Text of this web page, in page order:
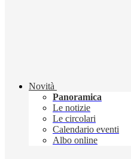
Novità
Panoramica
Le notizie
Le circolari
Calendario eventi
Albo online